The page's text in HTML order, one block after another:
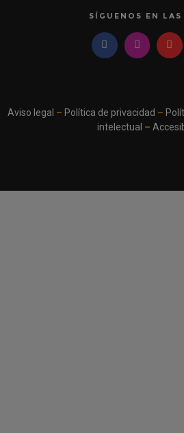
SÍGUENOS EN LAS
Aviso legal – Política de privacidad –
intelectual –